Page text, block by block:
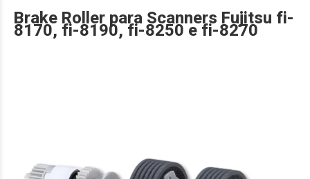
Brake Roller para Scanners Fujitsu fi-
8170, fi-8190, fi-8250 e fi-8270